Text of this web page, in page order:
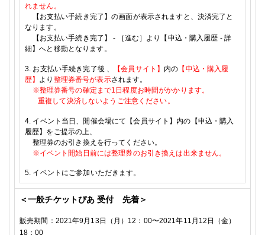
れません。
【お支払い手続き完了】の画面が表示されますと、決済完了と
なります。
【お支払い手続き完了】
- ［進む］より【申込・購入履歴 - 詳
細】へと移動となります。
3. お支払い手続き完了後 、 【会員サイト】 内の 【申込・購入履
歴】 より 整理券番号が表示されます。
※整理券番号の確定まで1 日程度お時間がかかります。
重複して決済しないようご注意ください。
4. イベント当日、開催会場にて【会員サイト】内の【申込・購入
履歴】をご提示の上、
整理券のお引き換えを行ってください。
※イベント開始日前には整理券のお引き換えは出来ません。
5. イベントにご参加いただきます。
＜一般チケットぴあ 受付 先着＞
販売期間： 2021年9月13日（月）12：00〜2021年11月12日（金）
18：00